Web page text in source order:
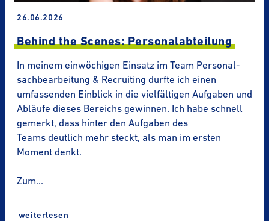
26.06.2026
Behind the Scenes: Perso­nal­ab­tei­lung
In meinem einwöchigen Einsatz im Team Perso­nal­
sach­be­ar­bei­tung & Recruiting durfte ich einen
umfassenden Einblick in die vielfältigen Aufgaben und
Abläufe dieses Bereichs gewinnen. Ich habe schnell
gemerkt, dass hinter den Aufgaben des
Teams deutlich mehr steckt, als man im ersten
Moment denkt.
Zum…
wei­ter­le­sen